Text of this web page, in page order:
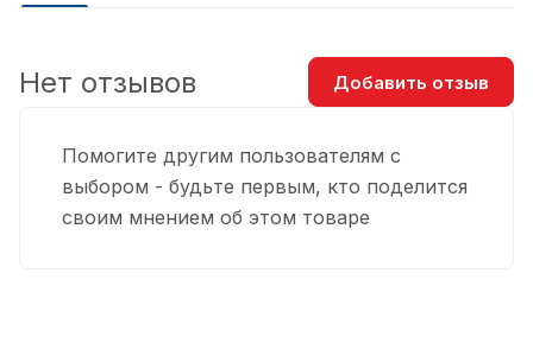
Помогите другим пользователям с
выбором - будьте первым, кто поделится
своим мнением об этом товаре
Нет отзывов Добавить отзыв